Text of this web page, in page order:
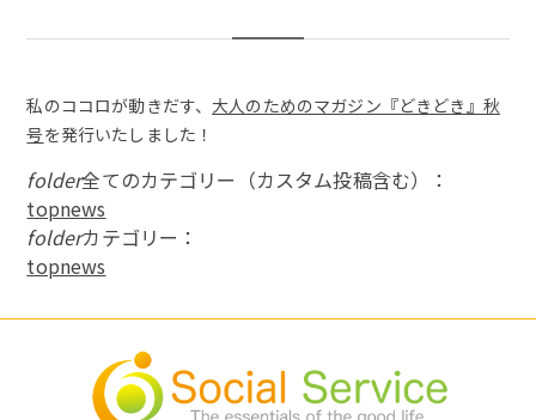
私のココロが動きだす、大人のためのマガジン『どきどき』秋
号を発行いたしました！
folder全てのカテゴリー（カスタム投稿含む）：
topnews
folderカテゴリー：
topnews